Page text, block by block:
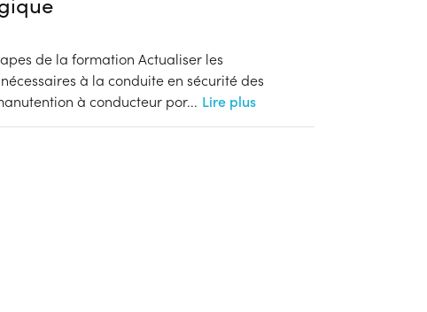
de la formation Actualiser les
à la conduite en sécurité des
à conducteur por... Lire plus